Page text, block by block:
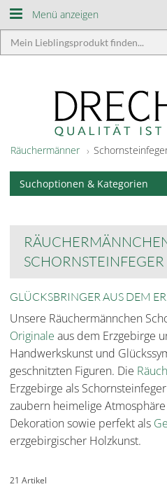
Menü anzeigen
Räuchermänner
Suchoptionen & Kategorien
SCHORNSTEINFEGER
GLÜCKSBRINGER AUS DEM
Unsere Räuchermännchen
Originale aus dem Erzgebirge
Handwerkskunst und
geschnitzten Figuren. Die
Erzgebirge als
zaubern heimelige
Dekoration sowie perfekt als
erzgebirgischer Holzkunst.
21 Artikel